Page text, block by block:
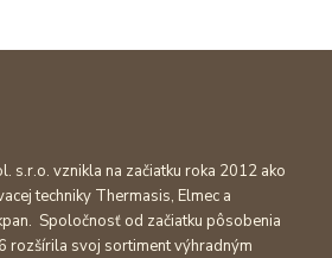
s.r.o. vznikla na začiatku roka 2012 ako
techniky Thermasis, Elmec a
Spoločnosť od začiatku pôsobenia
rozšírila svoj sortiment výhradným